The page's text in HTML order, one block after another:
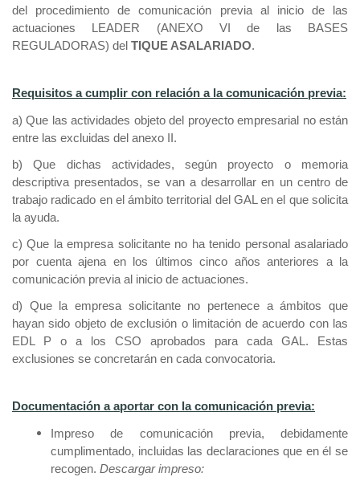
del procedimiento de comunicación previa al inicio de las
actuaciones LEADER (ANEXO VI de las BASES
REGULADORAS) del TIQUE ASALARIADO.
Requisitos a cumplir con relación a la comunicación previa:
a) Que las actividades objeto del proyecto empresarial no están
entre las excluidas del anexo II.
b) Que dichas actividades, según proyecto o memoria
descriptiva presentados, se van a desarrollar en un centro de
trabajo radicado en el ámbito territorial del GAL en el que solicita
la ayuda.
c) Que la empresa solicitante no ha tenido personal asalariado
por cuenta ajena en los últimos cinco años anteriores a la
comunicación previa al inicio de actuaciones.
d) Que la empresa solicitante no pertenece a ámbitos que
hayan sido objeto de exclusión o limitación de acuerdo con las
EDL P o a los CSO aprobados para cada GAL. Estas
exclusiones se concretarán en cada convocatoria.
Documentación a aportar con la comunicación previa:
Impreso de comunicación previa, debidamente
cumplimentado, incluidas las declaraciones que en él se
recogen. Descargar impreso: